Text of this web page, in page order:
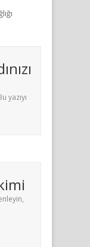
yazıyı